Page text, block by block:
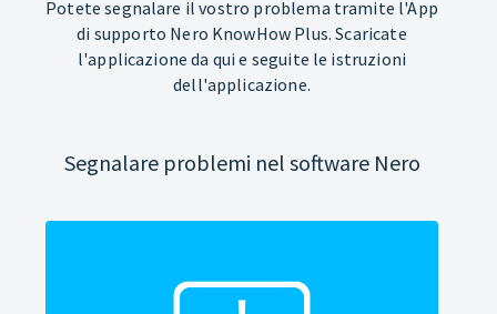
Potete segnalare il vostro problema tramite l'App
di supporto Nero KnowHow Plus. Scaricate
l'applicazione da qui e seguite le istruzioni
dell'applicazione.
Segnalare problemi nel software Nero